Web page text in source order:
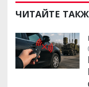
ЧИТАЙТЕ